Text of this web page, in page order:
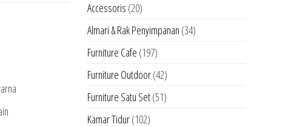
Accessoris (20)
Almari & Rak Penyimpanan (34)
Furniture Cafe (197)
Furniture Outdoor(42)
Furniture Satu Set(51)
Kamar Tidur(102)